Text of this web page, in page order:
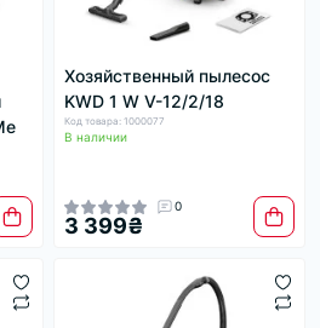
Хозяйственный пылесос
KWD 1 W V-12/2/18
Код товара: 1000077
В наличии
0
3 399₴